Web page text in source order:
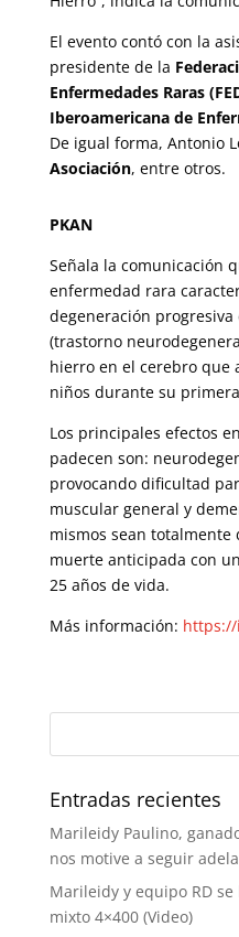
El evento contó con la
presidente de la
Enfermedades Raras
Iberoamericana de
De igual forma, Antonio
Asociación, entre otros.
PKAN
Señala la comunicación
enfermedad rara
degeneración
(trastorno
hierro en el cerebro que
niños durante su
Los principales efectos
padecen son:
provocando dificultad
muscular general y
mismos sean
muerte anticipada con
25 años de vida.
Más información:
Entradas recientes
Marileidy Paulino,
nos motive a seguir
Marileidy y equipo RD
mixto 4×400 (Video)